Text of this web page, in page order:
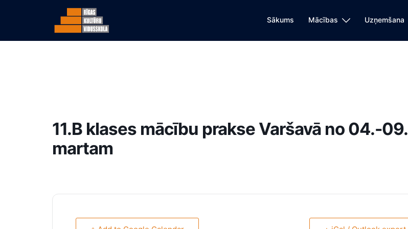
Sākums Mācības Uzņemšana
11.B klases mācību prakse Varšavā no 04.-09.
martam